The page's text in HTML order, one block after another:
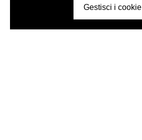
Gestisci i cookie